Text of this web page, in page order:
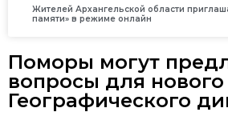
Жителей Архангельской области
памяти» в режиме онлайн
Поморы могут
вопросы для нового
Географического